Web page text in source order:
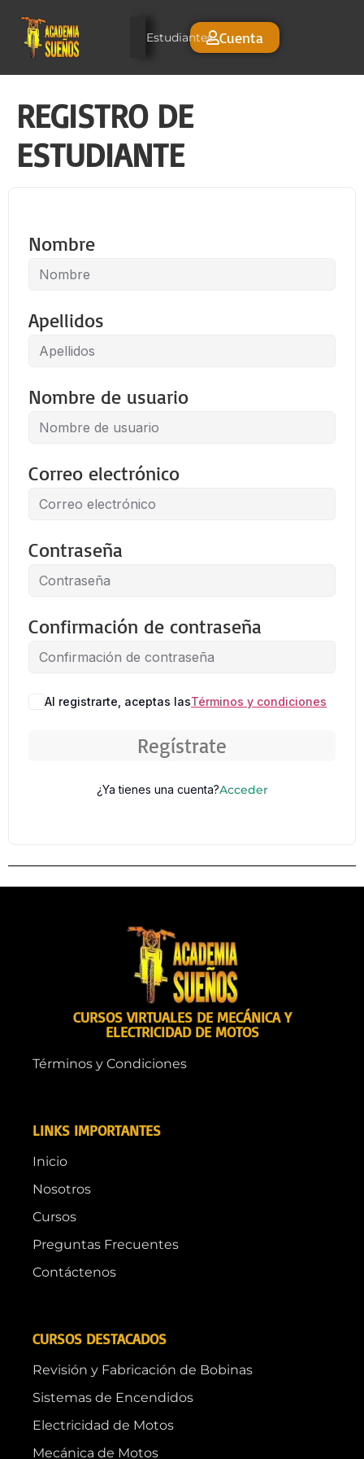
Estudiantes Cuenta
REGISTRO DE
ESTUDIANTE
Nombre
Apellidos
Nombre de usuario
Correo electrónico
Contraseña
Confirmación de contraseña
Al registrarte, aceptas lasTérminos y condiciones
Regístrate
¿Ya tienes una cuenta?Acceder
CURSOS VIRTUALES DE MECÁNICA Y
ELECTRICIDAD DE MOTOS
Términos y Condiciones
LINKS IMPORTANTES
Inicio
Nosotros
Cursos
Preguntas Frecuentes
Contáctenos
CURSOS DESTACADOS
Revisión y Fabricación de Bobinas
Sistemas de Encendidos
Electricidad de Motos
Mecánica de Motos